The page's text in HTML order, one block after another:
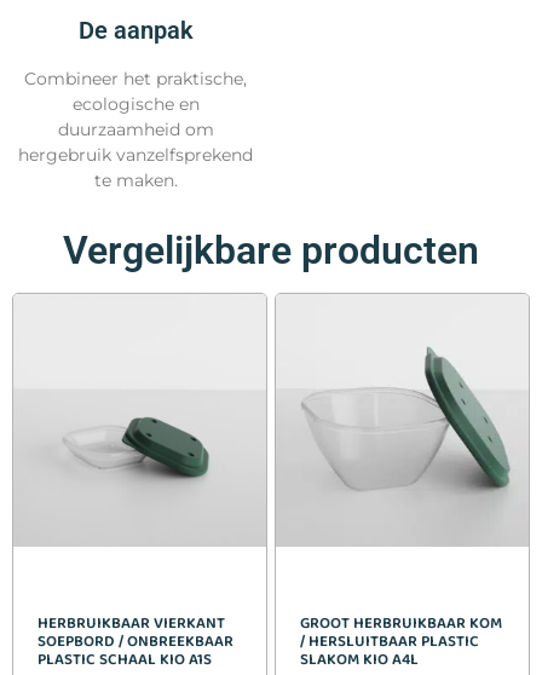
De aanpak
Combineer het praktische,
ecologische en
duurzaamheid om
hergebruik vanzelfsprekend
te maken.
Vergelijkbare producten
HERBRUIKBAAR VIERKANT
SOEPBORD / ONBREEKBAAR
PLASTIC SCHAAL KIO A1S
GROOT HERBRUIKBAAR KOM
/ HERSLUITBAAR PLASTIC
SLAKOM KIO A4L